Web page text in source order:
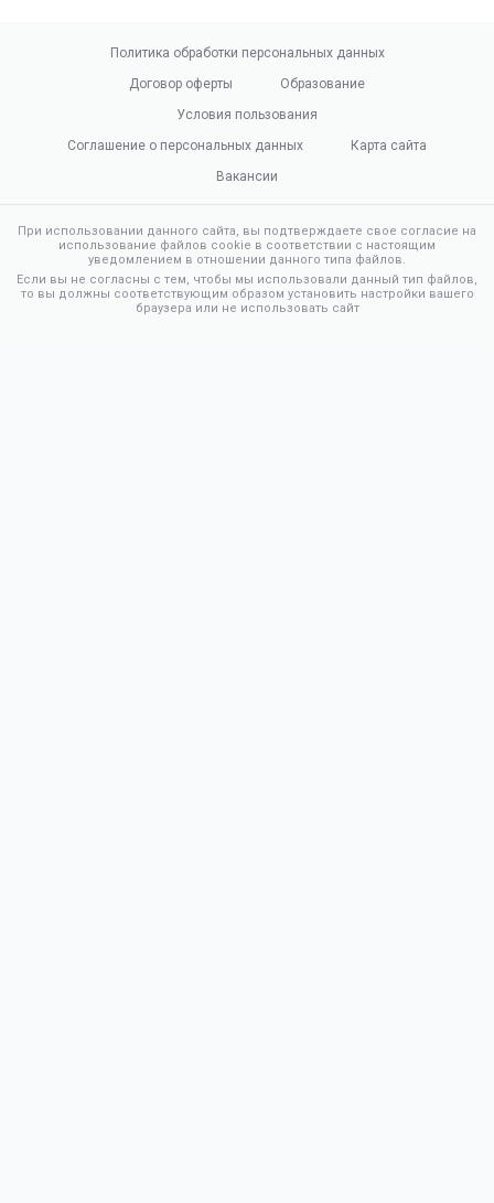
Политика обработки персональных данных
Договор оферты
Образование
Условия пользования
Соглашение о персональных данных
Карта сайта
Вакансии
При использовании данного сайта, вы подтверждаете свое согласие на
использование файлов cookie в соответствии с настоящим
уведомлением в отношении данного типа файлов.
Если вы не согласны с тем, чтобы мы использовали данный тип файлов,
то вы должны соответствующим образом установить настройки вашего
браузера или не использовать сайт